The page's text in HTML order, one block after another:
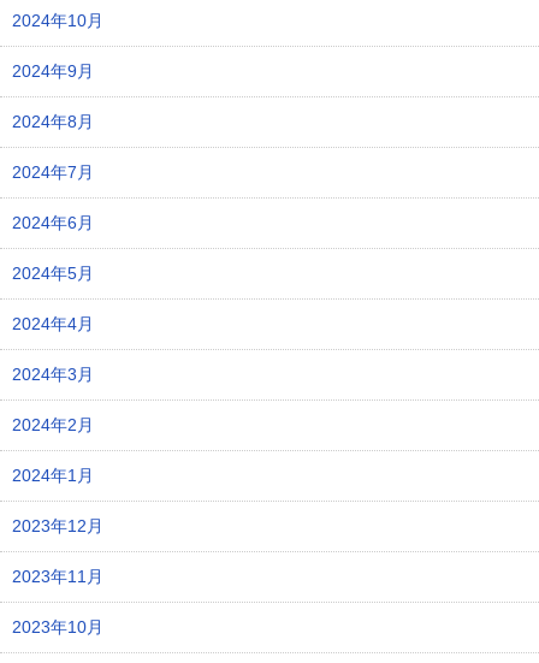
2024年10月
2024年9月
2024年8月
2024年7月
2024年6月
2024年5月
2024年4月
2024年3月
2024年2月
2024年1月
2023年12月
2023年11月
2023年10月